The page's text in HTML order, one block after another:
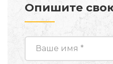
Опишите